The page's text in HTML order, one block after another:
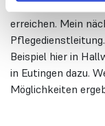
erreichen. Mein
Beispiel hier in
in Eutingen dazu.
Möglichkeiten